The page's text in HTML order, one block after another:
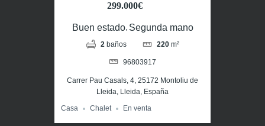
299.000€
Buen estado, Segunda mano
2 baños 220 m²
96803917
Carrer Pau Casals, 4, 25172 Montoliu de
Lleida, Lleida, España
Casa Chalet En venta